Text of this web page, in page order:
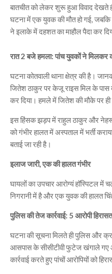
बातचीत को लेकर शुरू हुआ विवाद देखते
घटना में एक युवक की मौत हो गई,
ने इलाके में दहशत का माहौल पैदा कर
रात 2 बजे हमला: पांच युवकों ने मिलकर
घटनाकोतवाली थानाक्षेत्र की है।
जितेश ठाकुरपर केजू राइस मिल के पास
कर दिया। हमले में जितेश की मौके पर ही
इस हिंसक झड़प मेंराहुल ठाकुरऔर
को गंभीर हालत में अस्पताल में भर्ती
बताई जा रही है।
इलाज जारी, एक की हालत गंभीर
घायलों का उपचार आरोग्यं हॉस्पिटल में
निगरानी में है और एक युवक की हालत
पुलिस की तेज कार्रवाई: 5 आरोपी
घटना की सूचना मिलते ही पुलिस और
आसपास के सीसीटीवी फुटेज खंगाले गए
कार्रवाई करते हुए पांचों आरोपियों को